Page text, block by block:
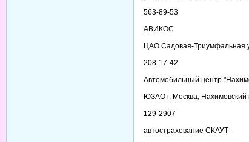
563-89-53
АВИКОС
ЦАО Садовая-Триумфальная
208-17-42
Автомобильный центр
ЮЗАО г. Москва, Нахимовский
129-2907
автострахование СКАУТ